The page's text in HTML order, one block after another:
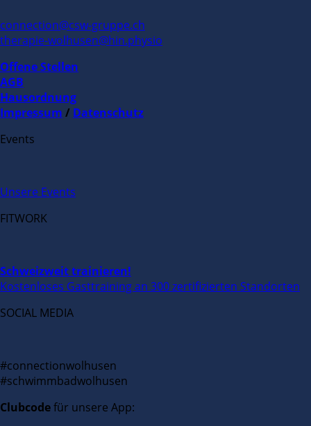
connection@csw-gruppe.ch
therapie-wolhusen@hin.physio
Offene Stellen
AGB
Hausordnung
Impressum / Datenschutz
Events
Unsere Events
FITWORK
Schweizweit trainieren!
Kostenloses Gasttraining an 300 zertifizierten Standorten
SOCIAL MEDIA
#connectionwolhusen
#schwimmbadwolhusen
Clubcodefür unsere App: